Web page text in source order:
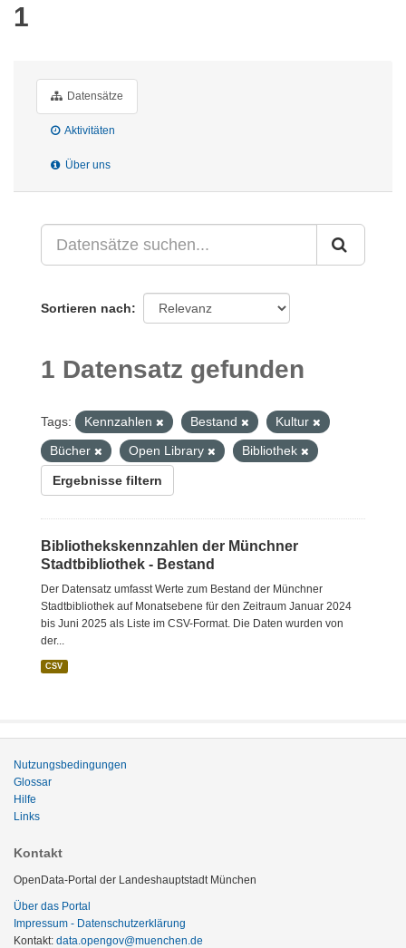
1
Datensätze
Aktivitäten
Über uns
Sortieren nach
1 Datensatz gefunden
Tags: Kennzahlen Bestand
Kultur
Bücher
Open Library Bibliothek
Ergebnisse filtern
Bibliothekskennzahlen der Münchner
Stadtbibliothek - Bestand
Der Datensatz umfasst Werte zum Bestand der Münchner
Stadtbibliothek auf Monatsebene für den Zeitraum Januar 2024
bis Juni 2025 als Liste im CSV-Format. Die Daten wurden von
der...
CSV
Nutzungsbedingungen
Glossar
Hilfe
Links
Kontakt
OpenData-Portal der Landeshauptstadt München
Über das Portal
Impressum - Datenschutzerklärung
Kontakt: data.opengov@muenchen.de